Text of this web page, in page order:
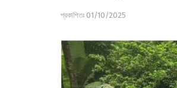
প্রকাশিতঃ 01/10/2025